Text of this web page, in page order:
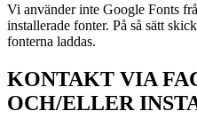
Vi använder inte Google Fonts
installerade fonter. På så sätt
fonterna laddas.
KONTAKT VIA
OCH/ELLER